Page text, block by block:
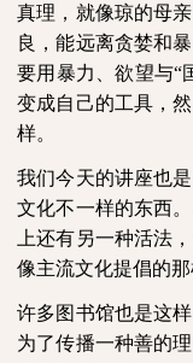
真理，就像琼的母
良，能远离贪婪和
要用暴力、欲望与“
变成自己的工具，
样。
我们今天的讲座也
文化不一样的东西
上还有另一种活法
像主流文化提倡的那
许多图书馆也是这
为了传播一种善的